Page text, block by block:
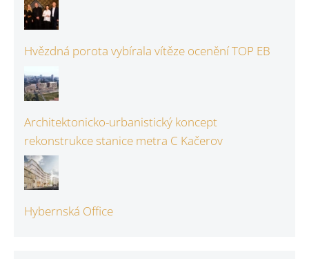
Hvězdná porota vybírala vítěze ocenění TOP EB
Architektonicko-urbanistický koncept
rekonstrukce stanice metra C Kačerov
Hybernská Office